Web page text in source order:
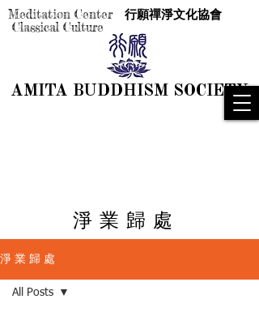
AMITA BUDDHISM SOCIETY
AMITA BUDDHISM SOCIETY
Meditation Center 行願禪淨文化協會
Classical Culture
淨 業 歸 處
淨 業 歸 處
All Posts